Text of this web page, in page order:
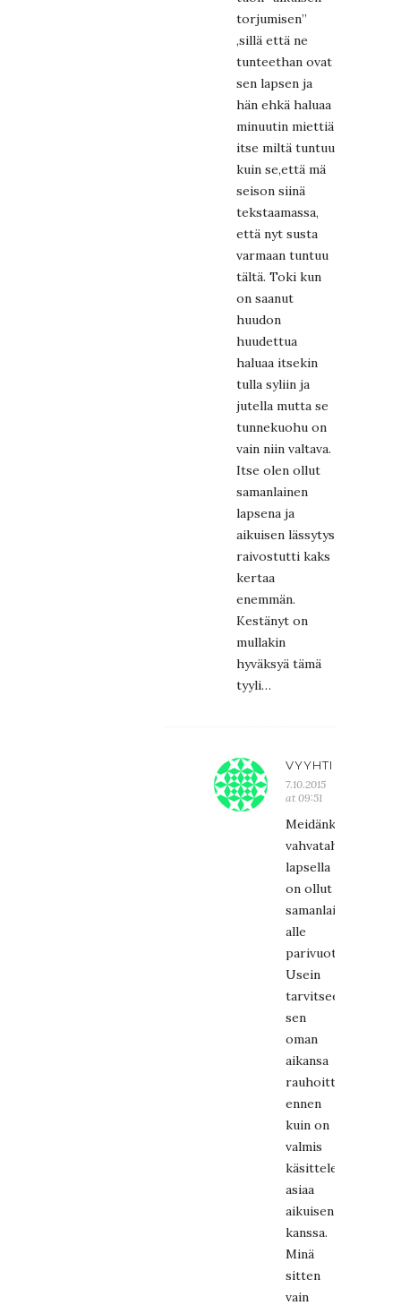
torjumisen”
,sillä että ne
tunteethan ovat
sen lapsen ja
hän ehkä haluaa
minuutin miettiä
itse miltä tuntuu
kuin se,että mä
seison siinä
tekstaamassa,
että nyt susta
varmaan tuntuu
tältä. Toki kun
on saanut
huudon
huudettua
haluaa itsekin
tulla syliin ja
jutella mutta se
tunnekuohu on
vain niin valtava.
Itse olen ollut
samanlainen
lapsena ja
aikuisen lässytys
raivostutti kaks
kertaa
enemmän.
Kestänyt on
mullakin
hyväksyä tämä
tyyli…
VYYHTI
7.10.2015
at 09:51
Meidänkin
vahvatahtoisella
lapsella
on ollut
samanlaista
alle
parivuotiaasta.
Usein
tarvitsee
sen
oman
aikansa
rauhoittumiseen
ennen
kuin on
valmis
käsittelemään
asiaa
aikuisen
kanssa.
Minä
sitten
vain